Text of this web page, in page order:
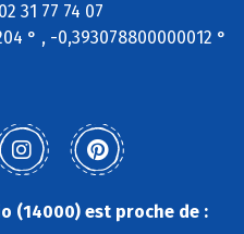
02 31 77 74 07
° , -0,393078800000012 °
(14000) est proche de :